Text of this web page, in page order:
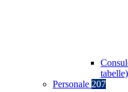
tabelle)
Personale 207